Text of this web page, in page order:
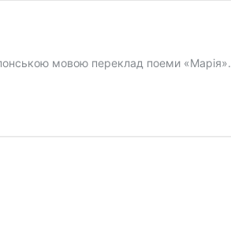
мовою переклад поеми «Марія».